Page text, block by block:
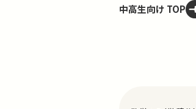
中高生向け TOP